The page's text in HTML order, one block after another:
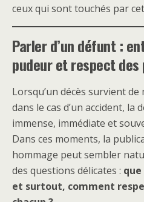
ceux qui sont touchés par
Parler d’un défunt :
pudeur et respect des
Lorsqu’un décès survient
dans le cas d’un accident, la
immense, immédiate et
Dans ces moments, la
hommage peut sembler
des questions délicates : que
et surtout, comment